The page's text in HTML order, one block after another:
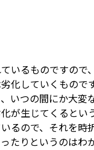
いるものですので
化していくものです
いつの間にか大変
が生じてくるとい
るので、それを時
たりというのはわ